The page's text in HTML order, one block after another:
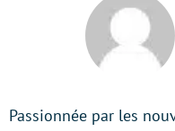
Passionnée par les